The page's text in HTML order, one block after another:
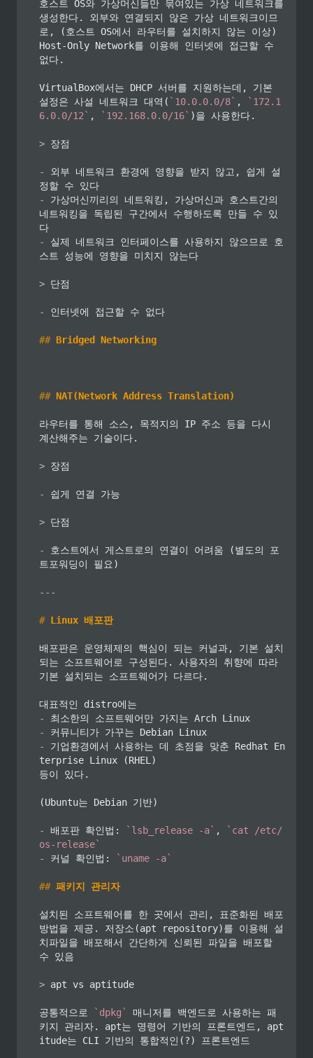
호스트 OS와 가상머신들만 묶여있는 가상 네트워크를
생성한다. 외부와 연결되지 않은 가상 네트워크이므
로, (호스트 OS에서 라우터를 설치하지 않는 이상)
Host-Only Network를 이용해 인터넷에 접근할 수
없다.
VirtualBox에서는 DHCP 서버를 지원하는데, 기본
설정은 사설 네트워크 대역( `10.0.0.0/8` ,
`172.1
6.0.0/12` , `192.168.0.0/16` )을 사용한다.
> 장점
-
외부 네트워크 환경에 영향을 받지 않고, 쉽게 설
-
가상머신끼리의 네트워킹, 가상머신과 호스트간의
네트워킹을 독립된 구간에서 수행하도록 만들 수 있
-
실제 네트워크 인터페이스를 사용하지 않으므로 호
스트 성능에 영향을 미치지 않는다
> 단점
- 인터넷에 접근할 수 없다
## Bridged Networking
## NAT(Network Address Translation)
라우터를 통해 소스, 목적지의 IP 주소 등을 다시
계산해주는 기술이다.
> 장점
- 쉽게 연결 가능
> 단점
-
호스트에서 게스트로의 연결이 어려움 (별도의 포
트포워딩이 필요)
---
# Linux 배포판
배포판은 운영체제의 핵심이 되는 커널과, 기본 설치
되는 소프트웨어로 구성된다. 사용자의 취향에 따라
기본 설치되는 소프트웨어가 다르다.
-
-
-
기업환경에서 사용하는 데 초점을 맞춘 Redhat En
terprise Linux (RHEL)
등이 있다.
(Ubuntu는 Debian 기반)
- 배포판 확인법: `lsb_release -a` ,
`cat /etc/
os-release`
-
커널 확인법: `uname -a`
## 패키지 관리자
설치된 소프트웨어를 한 곳에서 관리, 표준화된 배포
방법을 제공. 저장소(apt repository)를 이용해 설
치파일을 배포해서 간단하게 신뢰된 파일을 배포할
수 있음
> apt vs aptitude
공통적으로 `dpkg`
매니저를 백엔드로 사용하는 패
키지 관리자. apt는 명령어 기반의 프론트엔드, apt
itude는 CLI 기반의 통합적인(?) 프론트엔드